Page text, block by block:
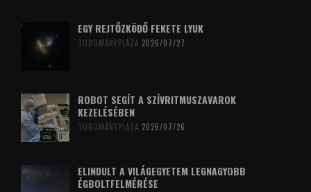
EGY REJTŐZKÖDŐ FEKETE LYUK
TUDOMÁNYPLÁZA 2026/07/27
ROBOT SEGÍT A SZÍVRITMUSZAVAROK
KEZELÉSÉBEN
TUDOMÁNYPLÁZA 2026/07/26
ELINDULT A VILÁGEGYETEM LEGNAGYOBB
ÉGBOLTFELMÉRÉSE